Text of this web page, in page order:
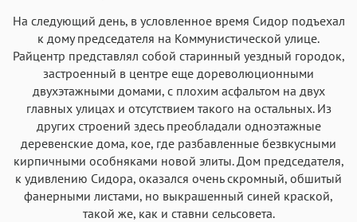
На следующий день, в условленное время Сидор подъехал
к дому председателя на Коммунистической улице.
Райцентр представлял собой старинный уездный городок,
застроенный в центре еще дореволюционными
двухэтажными домами, с плохим асфальтом на двух
главных улицах и отсутствием такого на остальных. Из
других строений здесь преобладали одноэтажные
деревенские дома, кое, где разбавленные безвкусными
кирпичными особняками новой элиты. Дом председателя,
к удивлению Сидора, оказался очень скромный, обшитый
фанерными листами, но выкрашенный синей краской,
такой же, как и ставни сельсовета.